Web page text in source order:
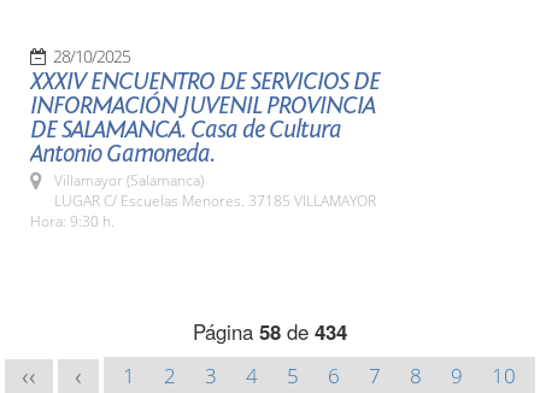
28/10/2025
XXXIV ENCUENTRO DE SERVICIOS DE
INFORMACIÓN JUVENIL PROVINCIA
DE SALAMANCA. Casa de Cultura
Antonio Gamoneda.
Villamayor (Salamanca)
LUGAR C/ Escuelas Menores. 37185 VILLAMAYOR
Hora: 9:30 h.
Página 58 de 434
<< < 1 2 3 4 5 6 7 8 9
10